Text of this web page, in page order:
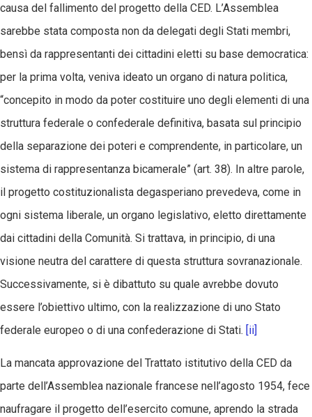
causa del fallimento del progetto della CED. L’Assemblea
sarebbe stata composta non da delegati degli Stati membri,
bensì da rappresentanti dei cittadini eletti su base democratica:
per la prima volta, veniva ideato un organo di natura politica,
“concepito in modo da poter costituire uno degli elementi di una
struttura federale o confederale definitiva, basata sul principio
della separazione dei poteri e comprendente, in particolare, un
sistema di rappresentanza bicamerale” (art. 38). In altre parole,
il progetto costituzionalista degasperiano prevedeva, come in
ogni sistema liberale, un organo legislativo, eletto direttamente
dai cittadini della Comunità. Si trattava, in principio, di una
visione neutra del carattere di questa struttura sovranazionale.
Successivamente, si è dibattuto su quale avrebbe dovuto
essere l’obiettivo ultimo, con la realizzazione di uno Stato
federale europeo o di una confederazione di Stati. [ii]
La mancata approvazione del Trattato istitutivo della CED da
parte dell’Assemblea nazionale francese nell’agosto 1954, fece
naufragare il progetto dell’esercito comune, aprendo la strada